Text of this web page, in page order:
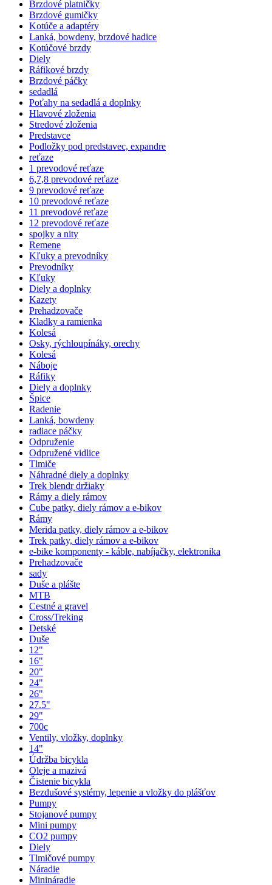
Brzdové platničky
Brzdové gumičky
Kotúče a adaptéry
Lanká, bowdeny, brzdové hadice
Kotúčové brzdy
Diely
Ráfikové brzdy
Brzdové páčky
sedadlá
Poťahy na sedadlá a doplnky
Hlavové zloženia
Stredové zloženia
Predstavce
Podložky pod predstavec, expandre
reťaze
1 prevodové reťaze
6,7,8 prevodové reťaze
9 prevodové reťaze
10 prevodové reťaze
11 prevodové reťaze
12 prevodové reťaze
spojky a nity
Remene
Kľuky a prevodníky
Prevodníky
Kľuky
Diely a doplnky
Kazety
Prehadzovače
Kladky a ramienka
Kolesá
Osky, rýchloupínáky, orechy
Kolesá
Náboje
Ráfiky
Diely a doplnky
Špice
Radenie
Lanká, bowdeny
radiace páčky
Odpruženie
Odpružené vidlice
Tlmiče
Náhradné diely a doplnky
Trek blendr držiaky
Rámy a diely rámov
Cube patky, diely rámov a e-bikov
Rámy
Merida patky, diely rámov a e-bikov
Trek patky, diely rámov a e-bikov
e-bike komponenty - káble, nabíjačky, elektronika
Prehadzovače
sady
Duše a plášte
MTB
Cestné a gravel
Cross/Treking
Detské
Duše
12"
16"
20"
24"
26"
27.5"
29"
700c
Ventily, vložky, doplnky
14"
Údržba bicykla
Oleje a mazivá
Čistenie bicykla
Bezdušové systémy, lepenie a vložky do plášťov
Pumpy
Stojanové pumpy
Mini pumpy
CO2 pumpy
Diely
Tlmičové pumpy
Náradie
Minináradie